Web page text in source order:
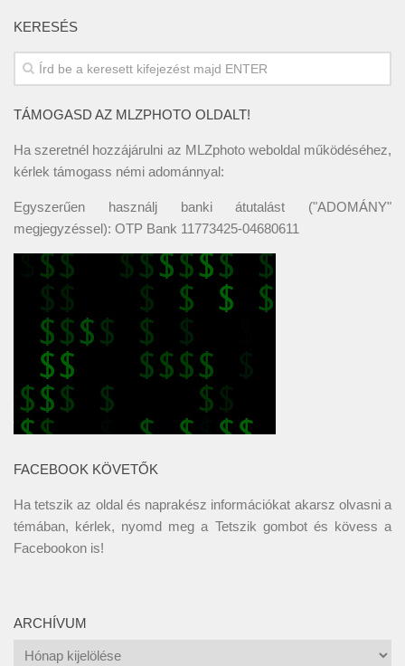
KERESÉS
TÁMOGASD AZ MLZPHOTO OLDALT!
Ha szeretnél hozzájárulni az MLZphoto weboldal működéséhez,
kérlek támogass némi adománnyal:
Egyszerűen használj banki átutalást ("ADOMÁNY"
megjegyzéssel): OTP Bank 11773425-04680611
FACEBOOK KÖVETŐK
Ha tetszik az oldal és naprakész információkat akarsz olvasni a
témában, kérlek, nyomd meg a Tetszik gombot és kövess a
Facebookon is!
ARCHÍVUM
Archívum